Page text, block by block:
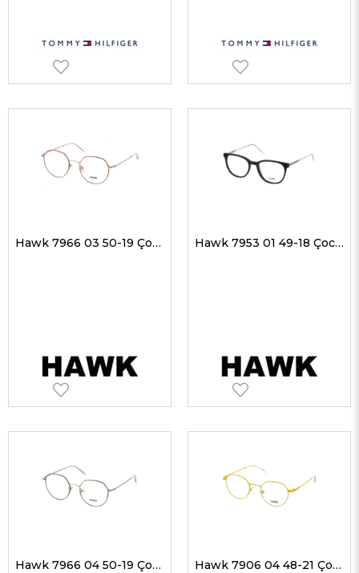
Hawk 7966 03 50-19 Çocuk Optik Gözlükler Hawk 7953 01 49-18 Çocuk Optik Gözlükler
Hawk 7966 04 50-19 Çocuk Optik Gözlükler Hawk 7906 04 48-21 Çocuk Optik Gözlükler